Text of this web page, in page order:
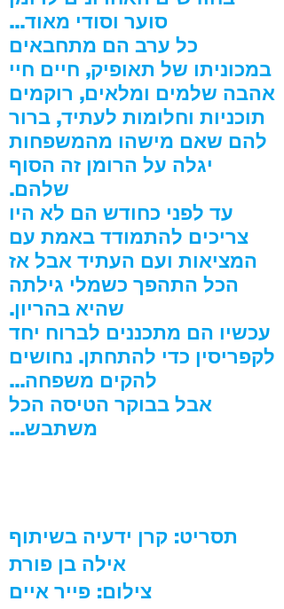
סוער וסודי מאוד...
כל ערב הם מתחבאים
במכוניתו של תאופיק, חיים חיי
אהבה שלמים ומלאים, רוקמים
תוכניות וחלומות לעתיד, ברור
להם שאם מישהו מהמשפחות
יגלה על הרומן זה הסוף
שלהם.
עד לפני כחודש הם לא היו
צריכים להתמודד באמת עם
המציאות ועם העתיד אבל אז
הכל התהפך כשמלי גילתה
שהיא בהריון.
עכשיו הם מתכננים לברוח יחד
לקפריסין כדי להתחתן. נחושים
להקים משפחה...
אבל בבוקר הטיסה הכל
משתבש...
תסריט: קרן ידעיה בשיתוף
אילה בן פורת
צילום: פייר איים